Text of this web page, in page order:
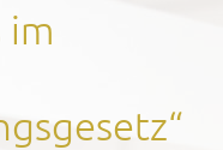
im